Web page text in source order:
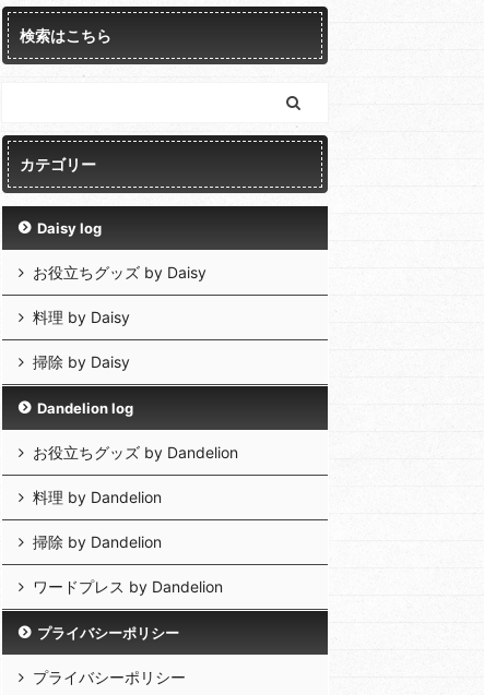
検索はこちら
カテゴリー
Daisy log
お役立ちグッズ by Daisy
料理 by Daisy
掃除 by Daisy
Dandelion log
お役立ちグッズ by Dandelion
料理 by Dandelion
掃除 by Dandelion
ワードプレス by Dandelion
プライバシーポリシー
プライバシーポリシー